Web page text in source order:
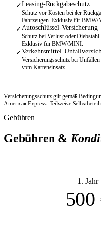
✓Leasing-Rückgabeschutz
Schutz vor Kosten bei der
Fahrzeugen. Exklusiv für BMW/
✓Autoschlüssel-Versicherung
Schutz bei Verlust oder
Exklusiv für BMW/MINI.
✓Verkehrsmittel-
Versicherungsschutz bei
vom Karteneinsatz.
Versicherungsschutz gilt gemäß
American Express. Teilweise
Gebühren
Gebühren &
1. Jahr
500